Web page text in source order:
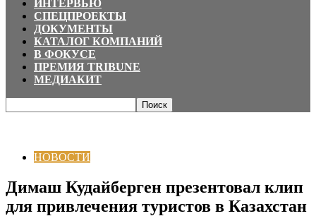
ИНТЕРВЬЮ
СПЕЦПРОЕКТЫ
ДОКУМЕНТЫ
КАТАЛОГ КОМПАНИЙ
В ФОКУСЕ
ПРЕМИЯ TRIBUNE
МЕДИАКИТ
НОВОСТИ
Димаш Кудайберген презентовал клип
для привлечения туристов в Казахстан